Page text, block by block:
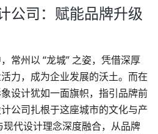
公司：赋能品牌升级
常州以 “龙城” 之姿，凭借深厚
力，成为企业发展的沃土。而在
设计犹如一面旗帜，指引品牌前
公司扎根于这座城市的文化与产
现代设计理念深度融合，从品牌